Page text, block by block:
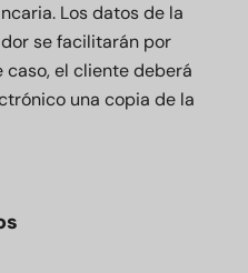
Los datos de la
se facilitarán por
caso, el cliente deberá
una copia de la